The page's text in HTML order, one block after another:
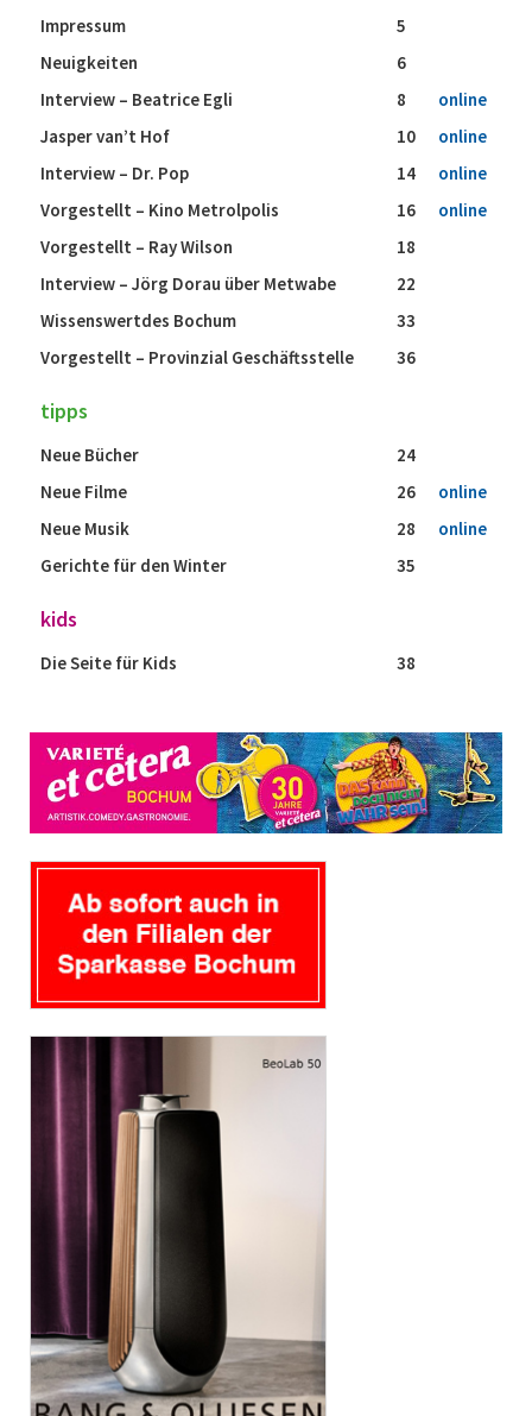
Impressum
5
Neuigkeiten
6
Interview – Beatrice Egli
8
online
Jasper van’t Hof
10
online
Interview – Dr. Pop
14
online
Vorgestellt – Kino Metrolpolis
16
online
Vorgestellt – Ray Wilson
18
Interview – Jörg Dorau über Metwabe
22
Wissenswertdes Bochum
33
Vorgestellt – Provinzial Geschäftsstelle
36
tipps
Neue Bücher
24
Neue Filme
26
online
Neue Musik
28
online
Gerichte für den Winter
35
kids
Die Seite für Kids 38